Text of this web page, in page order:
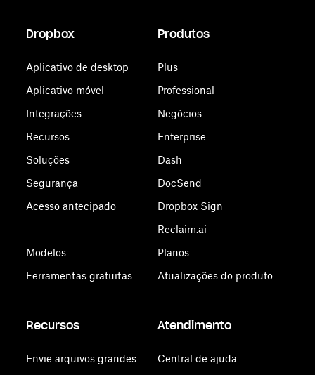
Dropbox
Aplicativo de desktop
Aplicativo móvel
Integrações
Recursos
Soluções
Segurança
Acesso antecipado
Modelos
Ferramentas gratuitas
Produtos
Plus
Professional
Negócios
Enterprise
Dash
DocSend
Dropbox Sign
Reclaim.ai
Planos
Atualizações do produto
Recursos
Envie arquivos grandes
Atendimento
Central de ajuda